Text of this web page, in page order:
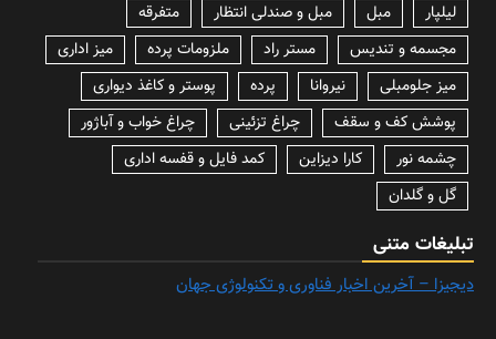
لیلپار
مبل مبل و صندلی انتظار
متفرقه
مجسمه و تندیس
مستر راد ملزومات پرده
میز اداری
میز جلومبلی
نیروانا پرده
پوستر و کاغذ دیواری
پوشش کف و سقف
چراغ تزئینی
چراغ خواب و آباژور
چشمه نور
کارا دیزاین
کمد فایل و قفسه اداری
گل و گلدان
تبلیغات متنی
دیجیزا – آخرین اخبار فناوری و تکنولوژی جهان